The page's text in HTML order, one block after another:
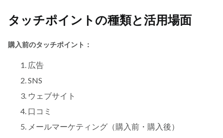
タッチポイントの種類と活用場面
購入前のタッチポイント：
広告
SNS
ウェブサイト
口コミ
メールマーケティング（購入前・購入後）